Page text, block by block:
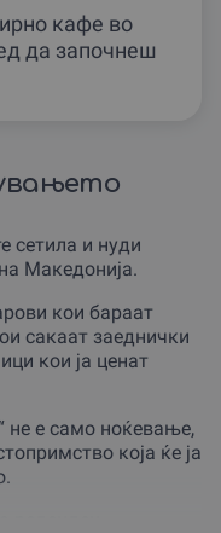
кафе во
да започнеш
сетила и нуди
Македонија.
кои бараат
сакаат заеднички
кои ја ценат
не е само ноќевање,
која ќе ја